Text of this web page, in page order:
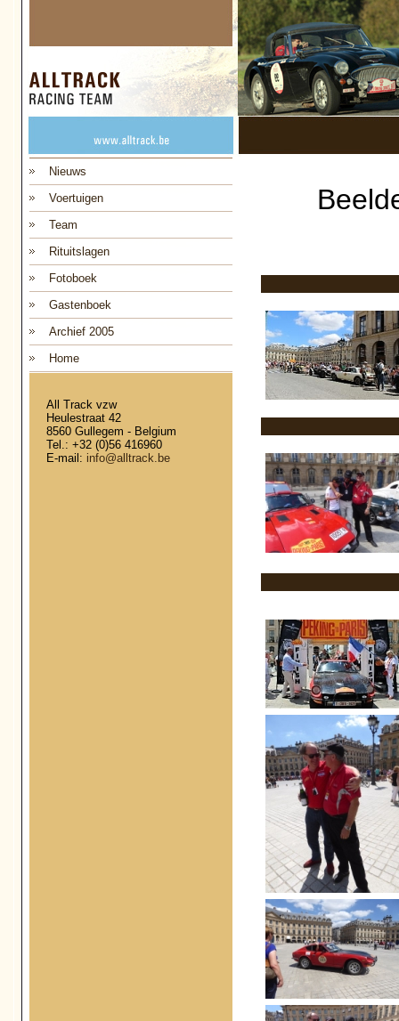
Nieuws
Voertuigen
Team
Rituitslagen
Fotoboek
Gastenboek
Archief 2005
Home
All Track vzw
Heulestraat 42
8560 Gullegem - Belgium
Tel.: +32 (0)56 416960
E-mail: info@alltrack.be